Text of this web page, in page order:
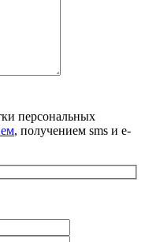
персональных
, получением sms и e-